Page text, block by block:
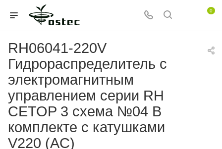
0
RH06041-220V
Гидрораспределитель с
электромагнитным
управлением серии RH
CETOP 3 схема №04 В
комплекте с катушками
V220 (AC)